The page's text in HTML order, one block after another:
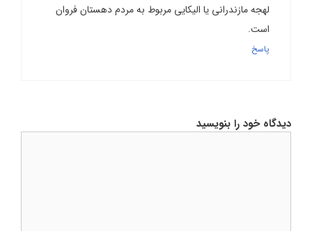
لهجه مازندرانی یا الیکایی مربوط به مردم دهستان فروان
است.
پاسخ
دیدگاه خود را بنویسید